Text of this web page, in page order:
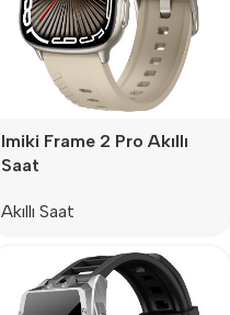
Imiki Frame 2 Pro Akıllı
Saat
Akıllı Saat